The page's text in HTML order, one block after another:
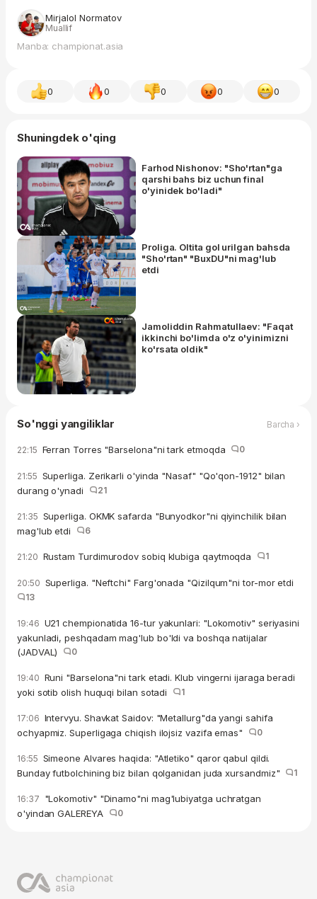
Mirjalol Normatov
Muallif
Manba: championat.asia
0 0 0 0 0
Shuningdek o'qing
Farhod Nishonov: "Sho'rtan"ga
qarshi bahs biz uchun final
o'yinidek bo'ladi"
Proliga. Oltita gol urilgan bahsda
"Sho'rtan" "BuxDU"ni mag'lub
etdi
Jamoliddin Rahmatullaev: "Faqat
ikkinchi bo'limda o'z o'yinimizni
ko'rsata oldik"
So'nggi yangiliklar Barcha ›
22:15 Ferran Torres "Barselona"ni tark etmoqda 0
21:55 Superliga. Zerikarli o'yinda "Nasaf" "Qo'qon-1912" bilan
durang o'ynadi
21
21:35 Superliga. OKMK safarda "Bunyodkor"ni qiyinchilik bilan
mag'lub etdi
6
21:20 Rustam Turdimurodov sobiq klubiga qaytmoqda 1
20:50 Superliga. "Neftchi" Farg'onada "Qizilqum"ni tor-mor etdi
13
19:46 U21 chempionatida 16-tur yakunlari: "Lokomotiv" seriyasini
yakunladi, peshqadam mag'lub bo'ldi va boshqa natijalar
(JADVAL)
0
19:40 Runi "Barselona"ni tark etadi. Klub vingerni ijaraga beradi
yoki sotib olish huquqi bilan sotadi
1
17:06 Intervyu. Shavkat Saidov: "Metallurg"da yangi sahifa
ochyapmiz. Superligaga chiqish ilojsiz vazifa emas"
0
16:55 Simeone Alvares haqida: "Atletiko" qaror qabul qildi.
Bunday futbolchining biz bilan qolganidan juda xursandmiz"
1
16:37 "Lokomotiv" "Dinamo"ni mag'lubiyatga uchratgan
o'yindan GALEREYA
0